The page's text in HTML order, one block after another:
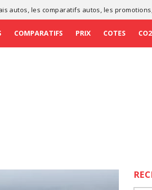
autos , les comparatifs autos , les promotions
COMPARATIFS PRIX COTES CO2